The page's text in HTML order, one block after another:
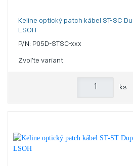
Keline optický patch kábel ST-SC
LSOH
P/N: P05D-STSC-xxx
Zvoľte variant
ks